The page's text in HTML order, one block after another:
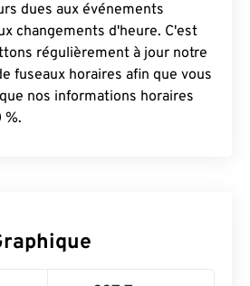
dues aux événements
changements d'heure. C'est
régulièrement à jour notre
fuseaux horaires afin que vous
nos informations horaires
%.